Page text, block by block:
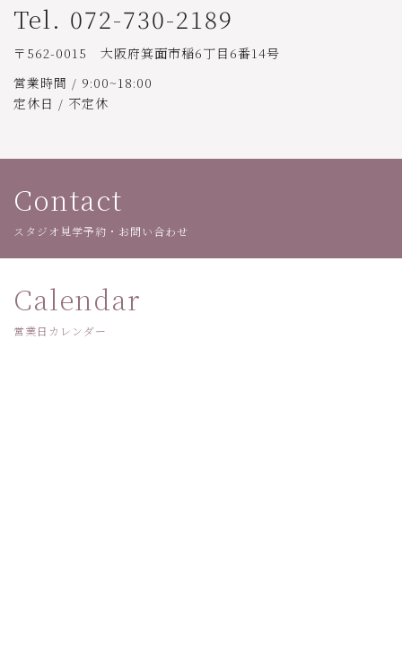
Tel. 072-730-2189
〒562-0015 大阪府箕面市稲6丁目6番14号
営業時間 / 9:00~18:00
定休日 / 不定休
Contact
スタジオ見学予約・お問い合わせ
Calendar
営業日カレンダー